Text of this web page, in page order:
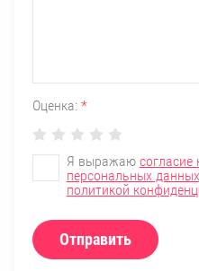
Оценка: *
Я выражаю согласие
персональных данных
политикой
Отправить